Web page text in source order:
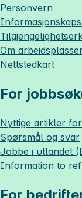
Personvern
Om
Nettstedkart
For
Nyttige artikler
Spørsmål og svar
Jobbe i utlandet
Information to